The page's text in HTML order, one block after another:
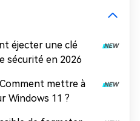
éjecter une clé
sécurité en 2026
mettre à
Windows 11 ?